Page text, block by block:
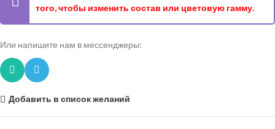
того, чтобы изменить состав или цветовую гамму.
Или напишите нам в мессенджеры:
Добавить в список желаний